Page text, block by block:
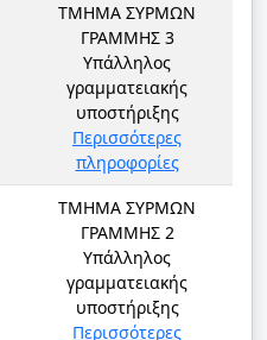
ΤΜΗΜΑ ΣΥΡΜΩΝ
ΓΡΑΜΜΗΣ 3
Υπάλληλος
γραμματειακής
υποστήριξης
Περισσότερες
πληροφορίες
ΤΜΗΜΑ ΣΥΡΜΩΝ
ΓΡΑΜΜΗΣ 2
Υπάλληλος
γραμματειακής
υποστήριξης
Περισσότερες